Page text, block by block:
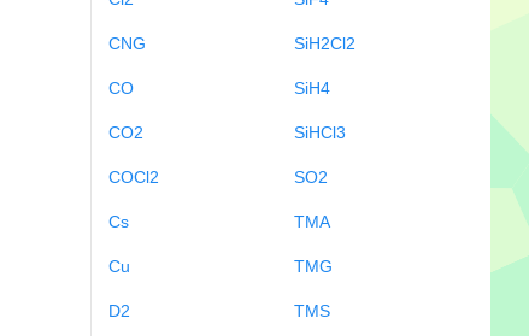
CNG
CO
CO2
COCl2
Cs
Cu
D2
SiH2Cl2
SiH4
SiHCl3
SO2
TMA
TMG
TMS